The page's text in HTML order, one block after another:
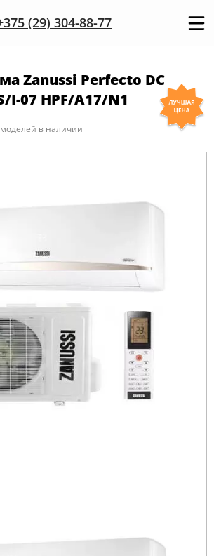
(29) 304-88-77
Zanussi Perfecto DC
I-07 HPF/A17/N1
в наличии